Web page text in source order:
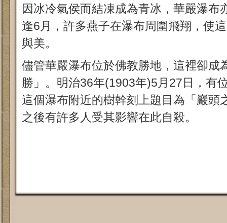
因冰冷氣侯而結凍成為青冰，華嚴瀑布
逢6月，許多燕子在瀑布周圍飛翔，使
與美。
儘管華嚴瀑布位於佛教勝地，這裡卻成
勝」。明治36年(1903年)5月27日，有
這個瀑布附近的樹幹刻上題目為「巖頭
之後有許多人受其影響在此自殺。